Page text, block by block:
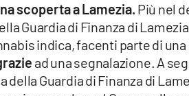
scoperta a Lamezia. Più nel
Guardia di Finanza di
indica, facenti parte di
ad una segnalazione. A
Guardia di Finanza di